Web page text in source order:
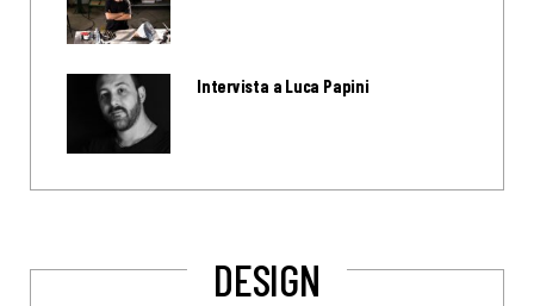
Intervista a Luca Papini
DESIGN